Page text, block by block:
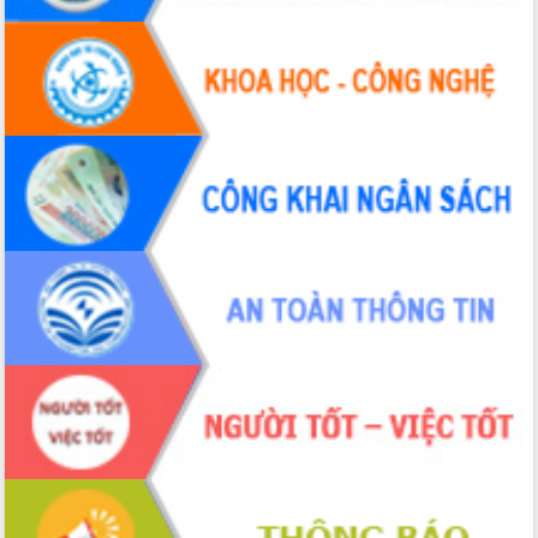
Tháo gỡ những vướng mắc, đẩy mạnh
công tác cải cách thủ tục hành chính
tại Trung tâm Phục vụ hành chính
công tỉnh
Đắk Lắk: Tôn vinh 46 giải pháp tại Hội
thi Sáng tạo Kỹ thuật 2024 - 2025
Đắk Lắk rà soát, điều chỉnh Đề án 190
về phát triển nuôi trồng thủy sản
Phó Chủ tịch UBND tỉnh Đắk Lắk
Trương Công Thái kiểm tra thực địa
Dự án cao tốc Khánh Hòa - Buôn Ma
Thuột
Định vị cà phê Việt Nam như một “di
sản sống” trong dòng chảy toàn cầu
Xây dựng nông thôn mới: Nâng cao đời
sống người dân từ những mô hình thiết
thực
Quyết liệt tháo gỡ vướng mắc, đẩy
nhanh tiến độ các dự án trọng điểm
trong Khu kinh tế Nam Phú Yên